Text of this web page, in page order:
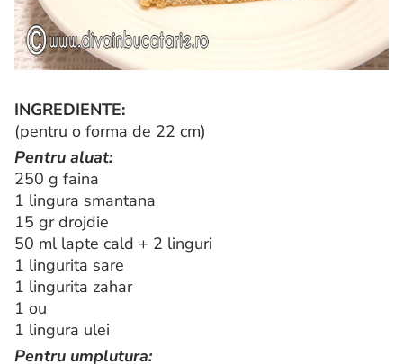
INGREDIENTE:
(pentru o forma de 22 cm)
Pentru aluat:
250 g faina
1 lingura smantana
15 gr drojdie
50 ml lapte cald + 2 linguri
1 lingurita sare
1 lingurita zahar
1 ou
1 lingura ulei
Pentru umplutura: